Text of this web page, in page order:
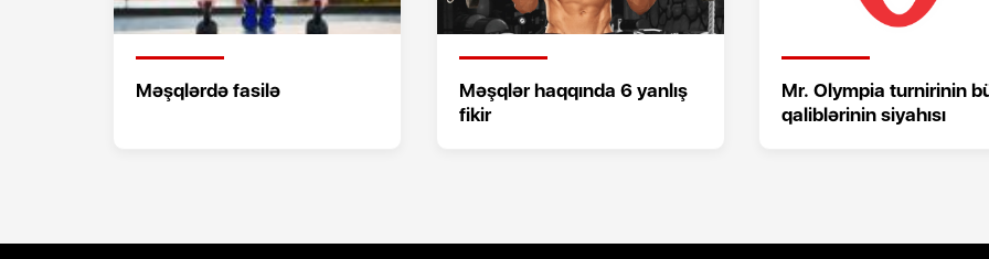
Məşqlərdə fasilə
Məşqlər haqqında 6 yanlış
fikir
Mr. Olympia turnirinin
qaliblərinin siyahısı